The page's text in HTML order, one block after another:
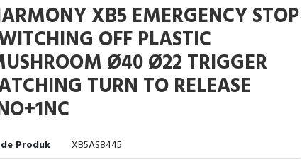
XB5 EMERGENCY STOP
OFF PLASTIC
Ø40 Ø22 TRIGGER
TURN TO RELEASE
Produk
XB5AS8445